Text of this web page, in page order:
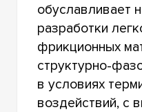
обуславливает
разработки
фрикционных
структурно-
в условиях
воздействий, с